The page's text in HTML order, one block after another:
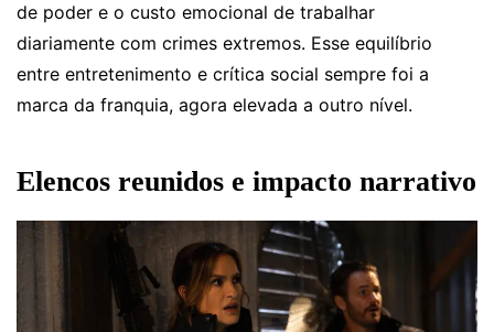
de poder e o custo emocional de trabalhar
diariamente com crimes extremos. Esse equilíbrio
entre entretenimento e crítica social sempre foi a
marca da franquia, agora elevada a outro nível.
Elencos reunidos e impacto narrativo